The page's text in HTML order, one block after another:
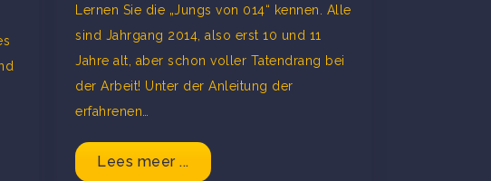
Lernen Sie die „Jungs von 014“ kennen. Alle
sind Jahrgang 2014, also erst 10 und 11
Jahre alt, aber schon voller Tatendrang bei
der Arbeit! Unter der Anleitung der
erfahrenen…
Lees meer ...